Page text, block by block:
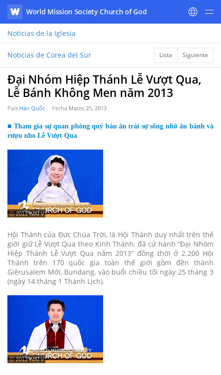
WATV
World Mission Society Church of God
Noticias de la Iglesia
Noticias de Corea del Sur Lista Siguiente
Đại Nhóm Hiệp Thánh Lễ Vượt Qua,
Lễ Bánh Không Men năm 2013
País Hàn Quốc Fecha Marzo 25, 2013
■ Tham gia sự quan phòng quý báu ăn trái sự sống nhờ ăn bánh và
rượu nho Lễ Vượt Qua
ⓒ 2013 WATV
Hội Thánh của Đức Chúa Trời, là Hội Thánh duy nhất trên thế
giới giữ Lễ Vượt Qua theo Kinh Thánh, đã cử hành “Đại Nhóm
Hiệp Thánh Lễ Vượt Qua năm 2013” đồng thời ở 2.200 Hội
Thánh trên 170 quốc gia toàn thế giới gồm đền thánh
Giêrusalem Mới, Bundang, vào buổi chiều tối ngày 25 tháng 3
(ngày 14 tháng 1 Thánh Lịch).
ⓒ 2013 WATV